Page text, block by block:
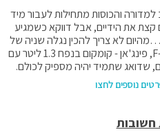
והכוסות מתחילות לעבור מיד
את הידיים, אבל דווקא כשמגיע
לא צריך להכין נגלה שניה של
קפה. תכירו את פינג'אן דגם F-rapido, פינג'אן - קומקום בנפח 1.3 ליטר עם
שדואג שתמיד יהיה מספיק לכולם.
נוספים לחצו
חשובות